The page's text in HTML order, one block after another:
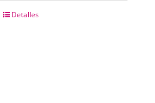
Detalles